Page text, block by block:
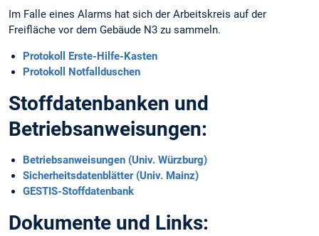
Im Falle eines Alarms hat sich der Arbeitskreis auf der
Freifläche vor dem Gebäude N3 zu sammeln.
Protokoll Erste-Hilfe-Kasten
Protokoll Notfallduschen
Stoffdatenbanken und
Betriebsanweisungen:
Betriebsanweisungen (Univ. Würzburg)
Sicherheitsdatenblätter (Univ. Mainz)
GESTIS-Stoffdatenbank
Dokumente und Links: